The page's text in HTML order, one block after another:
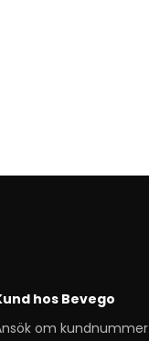
hos Bevego
om kundnummer